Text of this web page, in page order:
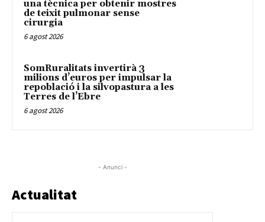
una tècnica per obtenir mostres
de teixit pulmonar sense
cirurgia
6 agost 2026
SomRuralitats invertirà 3
milions d’euros per impulsar la
repoblació i la silvopastura a les
Terres de l’Ebre
6 agost 2026
- Anunci -
Actualitat